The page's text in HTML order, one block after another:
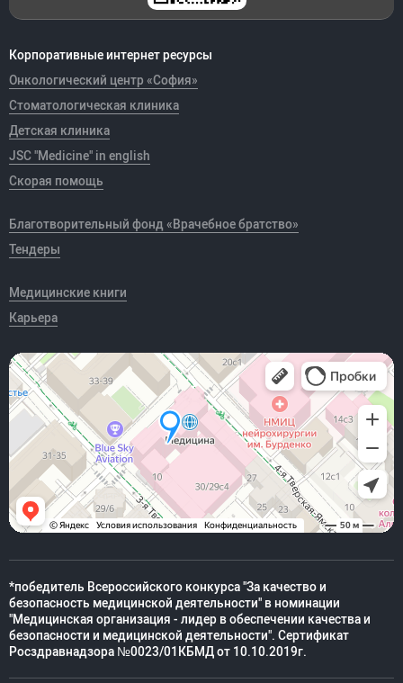
Корпоративные интернет ресурсы
Онкологический центр «София»
Стоматологическая клиника
Детская клиника
JSC "Medicine" in english
Скорая помощь
Благотворительный фонд «Врачебное братство»
Тендеры
Медицинские книги
Карьера
*победитель Всероссийского конкурса "За качество и
безопасность медицинской деятельности" в номинации
"Медицинская организация - лидер в обеспечении качества и
безопасности и медицинской деятельности". Сертификат
Росздравнадзора №0023/01КБМД от 10.10.2019г.